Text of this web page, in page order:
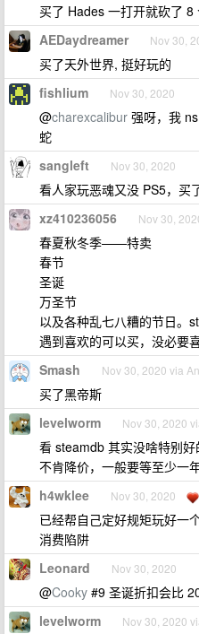
买了 Hades 一打开就砍了 8
AEDaydreamer Nov 30,
买了天外世界, 挺好玩的
fishlium Nov 30, 2020
@charexcalibur 强呀，我
蛇
sangleft Nov 30, 2020
看人家玩恶魂又没 PS5，买
xz410236056 Nov 30,
春夏秋冬季——特卖
春节
圣诞
万圣节
以及各种乱七八糟的节日。
遇到喜欢的可以买，没必要
Smash Nov 30, 2020 via
买了黑帝斯
levelworm Nov 30, 2020
看 steamdb 其实没啥特别
不肯降价，一般要等至少一
h4wklee Nov 30, 2020
已经帮自己定好规矩玩好一
消费陷阱
Leonard Nov 30, 2020
@Cooky #9 圣诞折扣会比
levelworm Nov 30, 2020